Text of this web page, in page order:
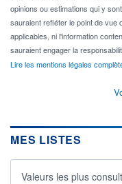
opinions ou estimations qui y
sauraient refléter le point de vue
applicables, ni l'information
sauraient engager la
Lire les mentions légales
MES LISTES
Valeurs les plus